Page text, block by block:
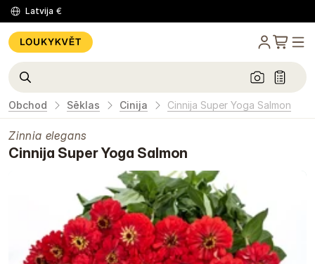
Latvija €
Obchod Sēklas Cinija Cinnija Super Yoga Salmon
Zinnia elegans
Cinnija Super Yoga Salmon